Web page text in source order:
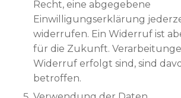
Recht, eine abgegebene
Einwilligungserklärung
widerrufen. Ein Widerruf ist
für die Zukunft.
Widerruf erfolgt sind, sind
betroffen.